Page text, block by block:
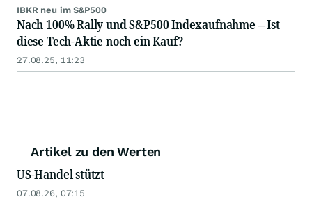
IBKR neu im S&P500
Nach 100% Rally und S&P500 Indexaufnahme – Ist
diese Tech-Aktie noch ein Kauf?
27.08.25, 11:23
Artikel zu den Werten
US-Handel stützt
07.08.26, 07:15